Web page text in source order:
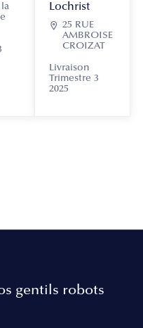
la
Lochrist
 25 RUE
AMBROISE
CROIZAT
Livraison
Trimestre 3
2025
gentils robots